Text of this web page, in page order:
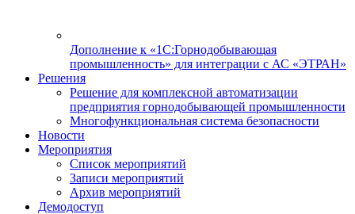
Дополнение к «1С:Горнодобывающая
промышленность» для интеграции с АС «ЭТРАН»
Решения
Решение для комплексной автоматизации
предприятия горнодобывающей промышленности
Многофункциональная система безопасности
Новости
Мероприятия
Список мероприятий
Записи мероприятий
Архив мероприятий
Демодоступ